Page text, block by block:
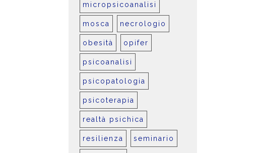
micropsicoanalisi
mosca necrologio
obesità opifer
psicoanalisi
psicopatologia
psicoterapia
realtà psichica
resilienza seminario